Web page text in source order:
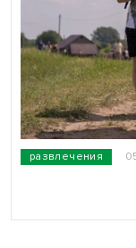
развлечения